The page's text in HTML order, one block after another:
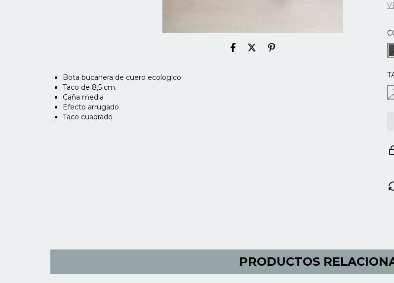
Bota bucanera de cuero ecologico
Taco de 8,5 cm.
Caña media
Efecto arrugado
Taco cuadrado
PRODUCTOS